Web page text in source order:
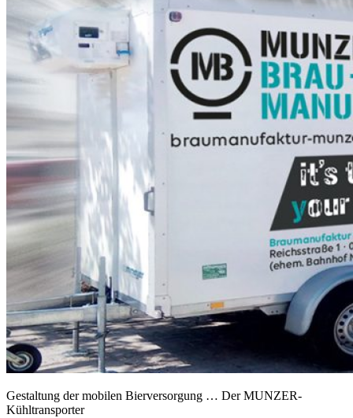
Gestaltung der mobilen Bierversorgung … Der MUNZER-
Kühltransporter